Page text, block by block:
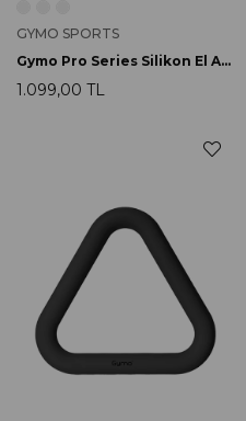
GYMO SPORTS
Gymo Pro Series Silikon El Ağırlığı 1.5kg Pembe
1.099,00 TL